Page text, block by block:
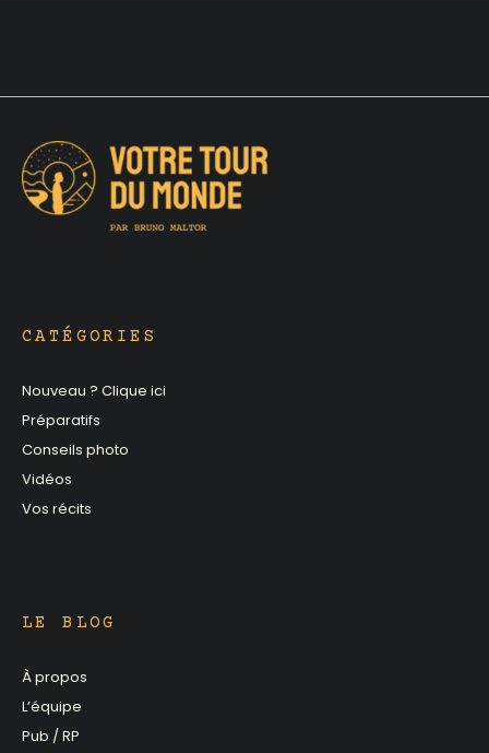
CATÉGORIES
Nouveau ? Clique ici
Préparatifs
Conseils photo
Vidéos
Vos récits
LE BLOG
À propos
L’équipe
Pub / RP